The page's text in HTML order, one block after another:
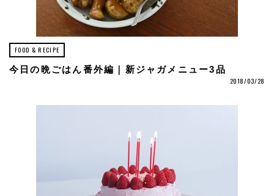
FOOD & RECIPE
今日の晩ごはん番外編｜新ジャガメニュー3品
2018/03/28